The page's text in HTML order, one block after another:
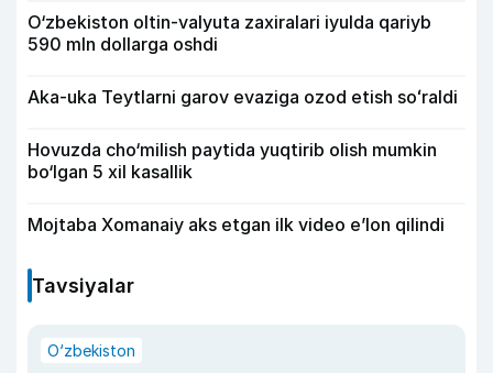
O‘zbekiston oltin-valyuta zaxiralari iyulda qariyb
590 mln dollarga oshdi
Aka-uka Teytlarni garov evaziga ozod etish soʻraldi
Hovuzda cho‘milish paytida yuqtirib olish mumkin
bo‘lgan 5 xil kasallik
Mojtaba Xomanaiy aks etgan ilk video e’lon qilindi
Tavsiyalar
O‘zbekiston